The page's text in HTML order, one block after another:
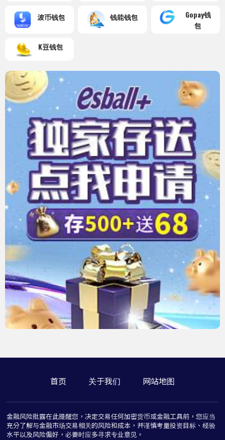
波币钱包 钱能钱包
Gopay钱
包
K豆钱包
首页 关于我们 网站地图
金融风险批露在此提醒您，决定交易任何加密货币或金融工具前，您应当
充分了解与金融市场交易相关的风险和成本，并谨慎考量投资目标、经验
水平以及风险偏好，必要时应多寻求专业意见。